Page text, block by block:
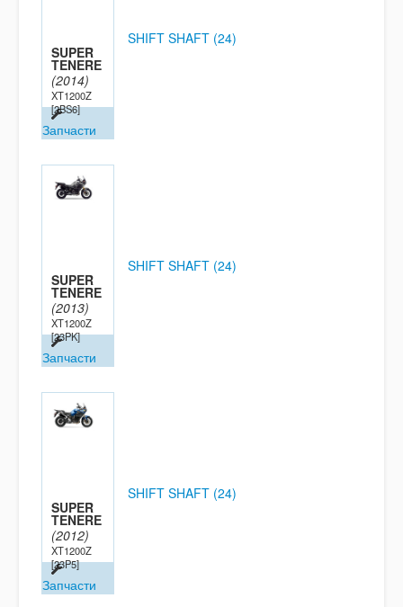
SUPER
TENERE
(2014)
XT1200Z
[2BS6]
Запчасти
SHIFT SHAFT (24)
SUPER
TENERE
(2013)
XT1200Z
[23PK]
Запчасти
SHIFT SHAFT (24)
SUPER
TENERE
(2012)
XT1200Z
[23P5]
Запчасти
SHIFT SHAFT (24)